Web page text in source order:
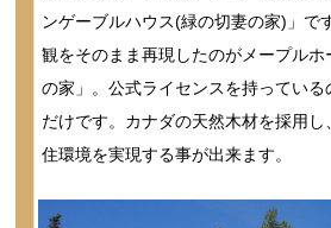
ンゲーブルハウス(緑の切妻の家)」で
観をそのまま再現したのがメープル
の家」。公式ライセンスを持ってい
だけです。カナダの天然木材を採用
住環境を実現する事が出来ます。